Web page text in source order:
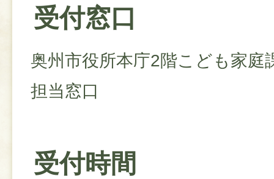
受付窓口
奥州市役所本庁2階こども家庭
担当窓口
受付時間